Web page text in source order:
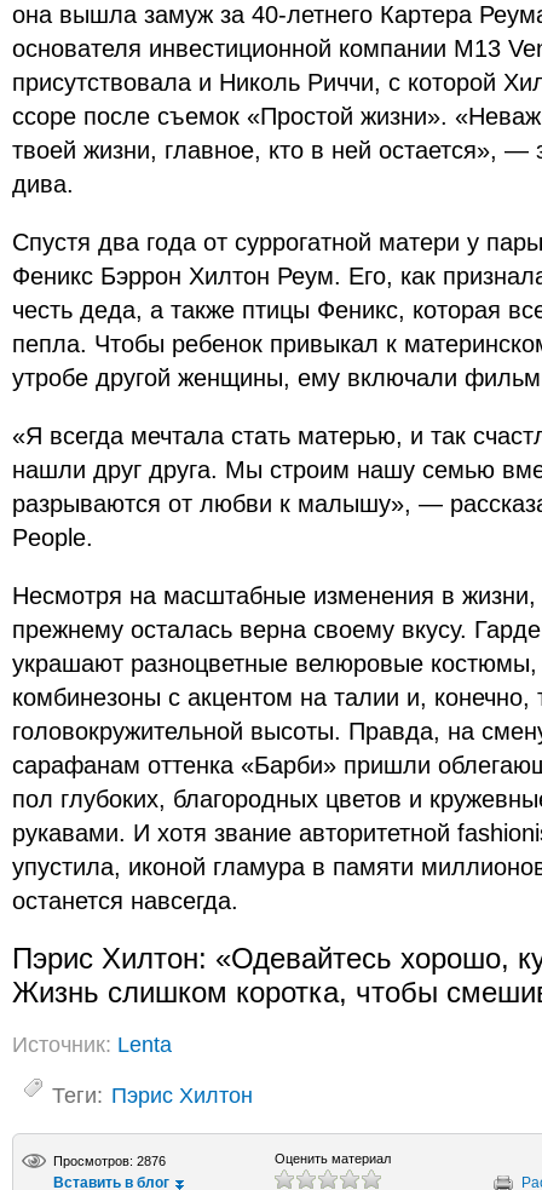
она вышла замуж за 40-летнего Картера
основателя инвестиционной компании M13
присутствовала и Николь Риччи, с которой
ссоре после съемок «Простой жизни».
твоей жизни, главное, кто в ней остается», —
дива.
Спустя два года от суррогатной матери у
Феникс Бэррон Хилтон Реум. Его, как
честь деда, а также птицы Феникс, которая
пепла. Чтобы ребенок привыкал к
утробе другой женщины, ему включали
«Я всегда мечтала стать матерью, и так
нашли друг друга. Мы строим нашу семью
разрываются от любви к малышу», —
People.
Несмотря на масштабные изменения в жизни,
прежнему осталась верна своему вкусу.
украшают разноцветные велюровые
комбинезоны с акцентом на талии и, конечно,
головокружительной высоты. Правда, на
сарафанам оттенка «Барби» пришли
пол глубоких, благородных цветов и
рукавами. И хотя звание авторитетной
упустила, иконой гламура в памяти
останется навсегда.
Пэрис Хилтон: «Одевайтесь хорошо,
Жизнь слишком коротка, чтобы
Источник: Lenta
Теги: Пэрис Хилтон
Просмотров: 2876
Вставить в блог
Оценить материал